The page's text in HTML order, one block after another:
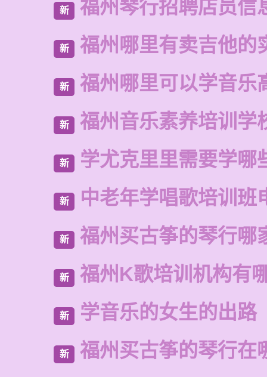
新 福州琴行招聘店员信
新 福州哪里有卖吉他的
新 福州哪里可以学音乐
新 福州音乐素养培训学
新 学尤克里里需要学哪
新 中老年学唱歌培训班
新 福州买古筝的琴行哪
新 福州K歌培训机构有
新 学音乐的女生的出路
新 福州买古筝的琴行在